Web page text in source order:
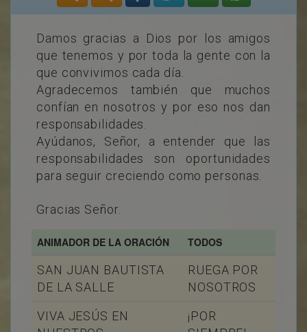
Damos gracias a Dios por los amigos
que tenemos y por toda la gente con la
que convivimos cada día.
Agradecemos también que muchos
confían en nosotros y por eso nos dan
responsabilidades.
Ayúdanos, Señor, a entender que las
responsabilidades son oportunidades
para seguir creciendo como personas.
Gracias Señor.
ANIMADOR DE LA ORACIÓN TODOS
SAN JUAN BAUTISTA
DE LA SALLE
RUEGA POR
NOSOTROS
VIVA JESÚS EN
¡POR